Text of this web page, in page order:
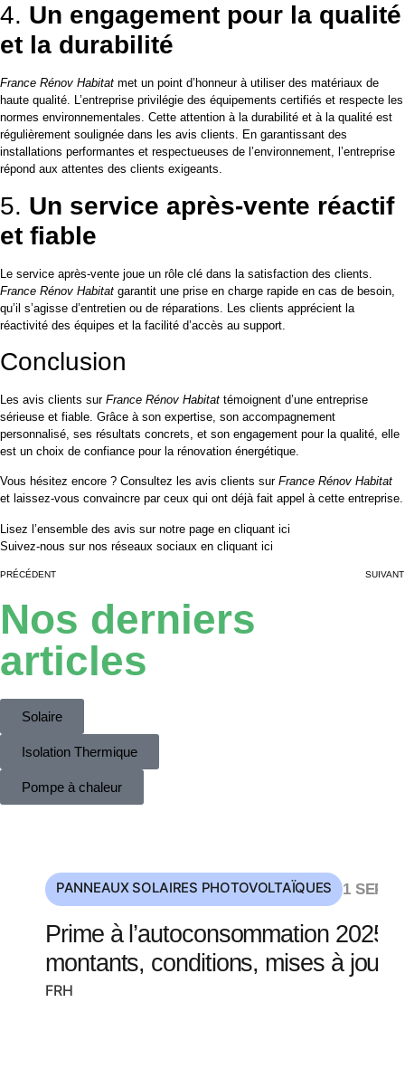
4. Un engagement pour la qualité
et la durabilité
France Rénov Habitat met un point d’honneur à utiliser des matériaux de
haute qualité. L’entreprise privilégie des équipements certifiés et respecte les
normes environnementales. Cette attention à la durabilité et à la qualité est
régulièrement soulignée dans les avis clients. En garantissant des
installations performantes et respectueuses de l’environnement, l’entreprise
répond aux attentes des clients exigeants.
5. Un service après-vente réactif
et fiable
Le service après-vente joue un rôle clé dans la satisfaction des clients.
France Rénov Habitat garantit une prise en charge rapide en cas de besoin,
qu’il s’agisse d’entretien ou de réparations. Les clients apprécient la
réactivité des équipes et la facilité d’accès au support.
Conclusion
Les avis clients sur France Rénov Habitat témoignent d’une entreprise
sérieuse et fiable. Grâce à son expertise, son accompagnement
personnalisé, ses résultats concrets, et son engagement pour la qualité, elle
est un choix de confiance pour la rénovation énergétique.
Vous hésitez encore ? Consultez les avis clients sur France Rénov Habitat
et laissez-vous convaincre par ceux qui ont déjà fait appel à cette entreprise.
Lisez l’ensemble des avis sur notre page en cliquant ici
Suivez-nous sur nos réseaux sociaux en cliquant ici
PRÉCÉDENT SUIVANT
Nos derniers
articles
Solaire
Isolation Thermique
Pompe à chaleur
PANNEAUX SOLAIRES PHOTOVOLTAÏQUES 1 SEP
Prime à l’autoconsommation 2025 :
montants, conditions, mises à jour
FRH